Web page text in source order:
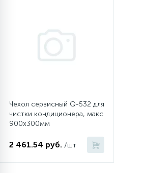
Смазки
Суппорты (ступицы)
Чехол сервисный Q-532 для
чистки кондиционера, макс
900х300мм
2 461.54 руб. /шт